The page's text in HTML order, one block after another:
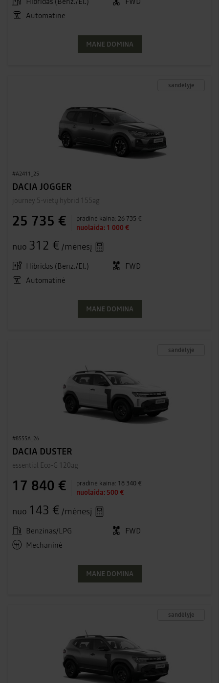
Automatinė
MANE DOMINA
sandėlyje
#A2411_25
DACIA JOGGER
journey 5-vietų hybrid 155ag
25 735 € pradinė kaina: 26 735 €
nuolaida: 1 000 €
nuo 312 € /mėnesį
Hibridas (Benz./El.)
FWD
Automatinė
MANE DOMINA
sandėlyje
#8555A_26
DACIA DUSTER
essential Eco-G 120ag
17 840 € pradinė kaina: 18 340 €
nuolaida: 500 €
nuo 143 € /mėnesį
Benzinas/LPG
FWD
Mechaninė
MANE DOMINA
sandėlyje